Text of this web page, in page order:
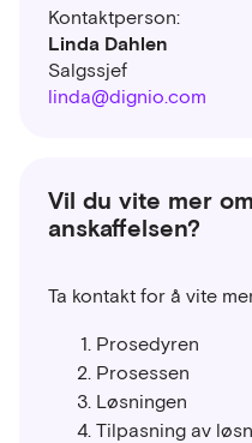
Kontaktperson:
Linda Dahlen
Salgssjef
linda@dignio.com
Vil du vite mer
anskaffelsen?
Ta kontakt for å vite
Prosedyren
Prosessen
Løsningen
Tilpasning av